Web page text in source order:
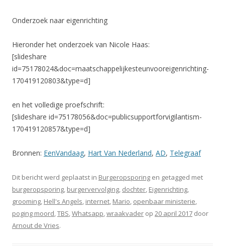
Onderzoek naar eigenrichting
Hieronder het onderzoek van Nicole Haas:
[slideshare
id=75178024&doc=maatschappelijkesteunvooreigenrichting-
170419120803&type=d]
en het volledige proefschrift:
[slideshare id=75178056&doc=publicsupportforvigilantism-
170419120857&type=d]
Bronnen: EenVandaag, Hart Van Nederland, AD, Telegraaf
Dit bericht werd geplaatst in Burgeropsporing en getagged met
burgeropsporing, burgervervolging, dochter, Eigenrichting,
grooming, Hell's Angels, internet, Mario, openbaar ministerie,
poging moord,TBS,Whatsapp,wraakvader op 20 april 2017 door
Arnout de Vries.